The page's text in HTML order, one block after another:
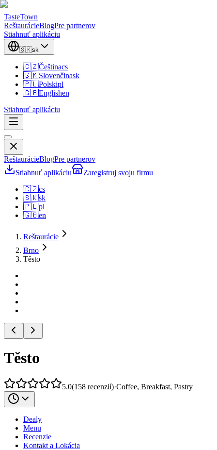
TasteTown
ReštaurácieBlogPre partnerov
Stiahnuť aplikáciu
🇸🇰sk
🇨🇿Češtinacs
🇸🇰Slovenčinask
🇵🇱Polskipl
🇬🇧Englishen
Stiahnuť aplikáciu
ReštaurácieBlogPre partnerov
Stiahnuť aplikáciu
Zaregistruj svoju firmu
🇨🇿cs
🇸🇰sk
🇵🇱pl
🇬🇧en
Reštaurácie
Brno
Těsto
Těsto
5.0(158 recenzií)·Coffee, Breakfast, Pastry
Dealy
Menu
Recenzie
Kontakt a Lokácia